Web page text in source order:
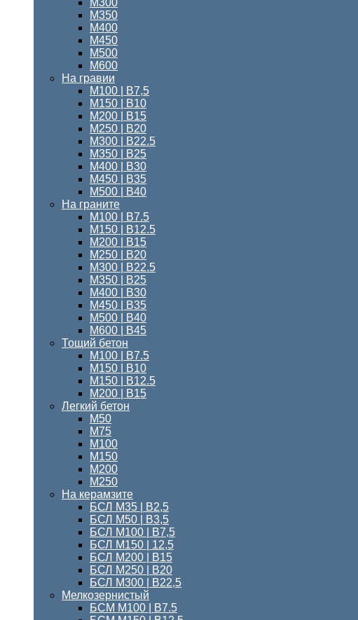
М300
М350
М400
М450
М500
М600
На гравии
М100 | B7,5
М150 | В10
М200 | B15
М250 | B20
М300 | B22.5
М350 | B25
М400 | B30
М450 | B35
М500 | B40
На граните
М100 | B7.5
M150 | B12.5
М200 | B15
М250 | B20
М300 | B22.5
М350 | B25
М400 | В30
М450 | В35
М500 | В40
М600 | В45
Тощий бетон
M100 | В7.5
М150 | B10
М150 | B12.5
М200 | В15
Легкий бетон
М50
М75
М100
М150
М200
М250
На керамзите
БСЛ М35 | В2,5
БСЛ М50 | В3,5
БСЛ М100 | В7,5
БСЛ М150 | 12,5
БСЛ М200 | В15
БСЛ M250 | В20
БСЛ М300 | B22,5
Мелкозернистый
БСМ M100 | B7.5